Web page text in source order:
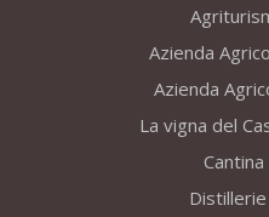
Azienda
Azienda
La vigna del